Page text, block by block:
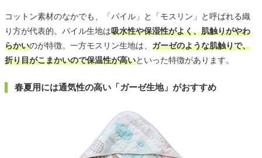
コットン素材のなかでも、「パイル」と「モスリン」と呼ばれる織
り方が代表的。パイル生地は吸水性や保湿性がよく、肌触りがやわ
らかいのが特徴。一方モスリン生地は、 ガーゼのような肌触りで、
折り目がこまかいので保温性が高いといった特徴があります。
春夏用には通気性の高い「ガーゼ生地」がおすすめ